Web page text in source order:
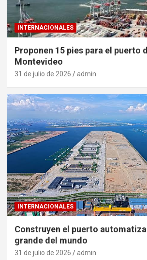
INTERNACIONALES
Proponen 15 pies para el puerto
Montevideo
31 de julio de 2026 admin
INTERNACIONALES
Construyen el puerto
grande del mundo
31 de julio de 2026 admin